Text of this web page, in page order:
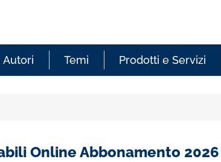
Autori Temi Prodotti e Servizi
Online Abbonamento 2026